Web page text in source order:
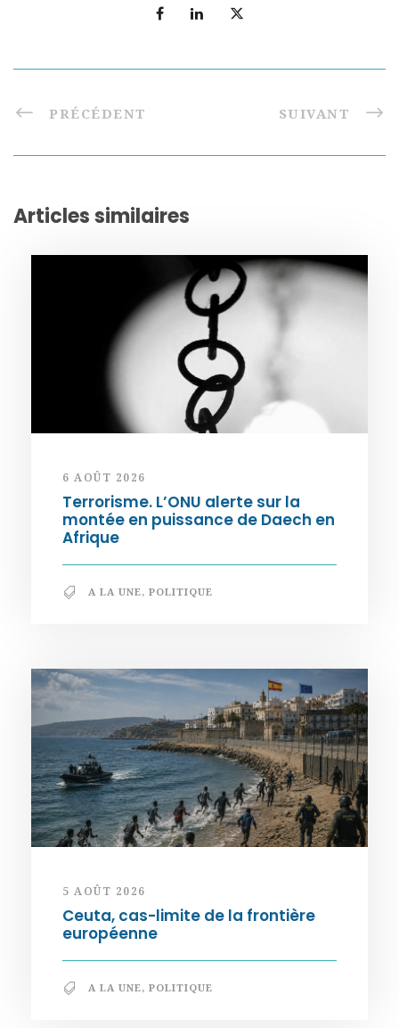
PRÉCÉDENT SUIVANT
Articles similaires
6 AOÛT 2026
Terrorisme. L’ONU alerte sur la
montée en puissance de Daech en
Afrique
A LA UNE, POLITIQUE
5 AOÛT 2026
Ceuta, cas-limite de la frontière
européenne
A LA UNE, POLITIQUE